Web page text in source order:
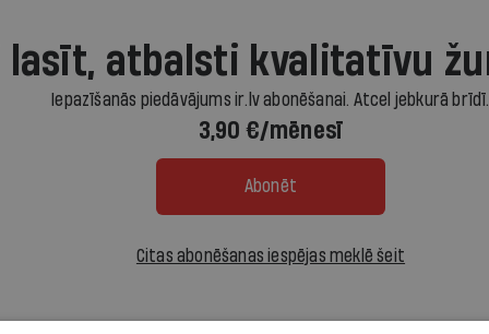
lasīt, atbalsti kvalitatīvu
Iepazīšanās piedāvājums ir.lv abonēšanai. Atcel jebkurā brīdī.
3,90 €/mēnesī
Abonēt
Citas abonēšanas iespējas meklē šeit